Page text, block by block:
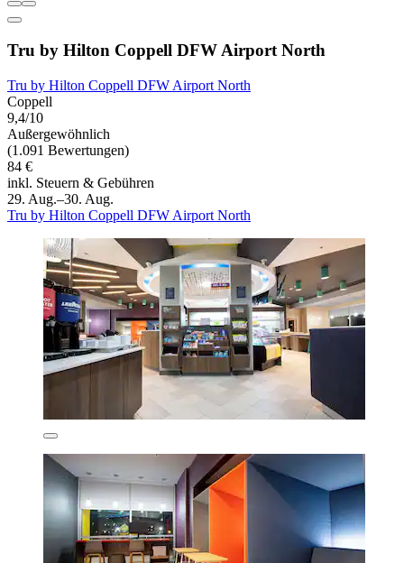
Tru by Hilton Coppell DFW Airport North
Tru by Hilton Coppell DFW Airport North
Coppell
9,4/10
Außergewöhnlich
(1.091 Bewertungen)
84 €
inkl. Steuern & Gebühren
29. Aug.–30. Aug.
Tru by Hilton Coppell DFW Airport North